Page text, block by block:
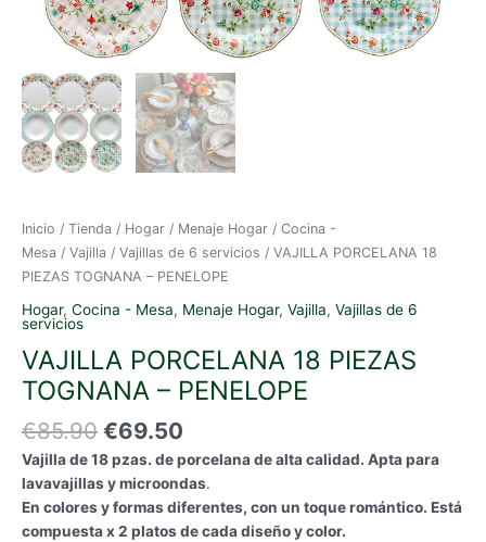
Inicio / Tienda / Hogar / Menaje Hogar / Cocina -
Mesa / Vajilla / Vajillas de 6 servicios / VAJILLA PORCELANA 18
PIEZAS TOGNANA – PENELOPE
Hogar, Cocina - Mesa, Menaje Hogar, Vajilla, Vajillas de 6
servicios
VAJILLA PORCELANA 18 PIEZAS
TOGNANA – PENELOPE
€85.90 El
precio
original
era:
€85.90.
€69.50
precio
actual
es:
€69.50.
Vajilla de 18 pzas. de porcelana de alta calidad. Apta para
lavavajillas y microondas.
En colores y formas diferentes, con un toque romántico. Está
compuesta x 2 platos de cada diseño y color.